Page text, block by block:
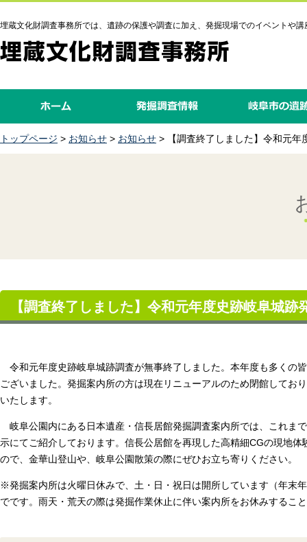
埋蔵文化財調査事務所では、遺跡の保護や調査に加え、発掘現場でのイベントや
トップページ > お知らせ > お知らせ > 【調査終了しました】令和元年
【調査終了しました】令和元年度史跡岐阜城跡
令和元年度史跡岐阜城跡調査が無事終了しました。本年度も多くの
ございました。 発掘案内所の方は現在リニューアルのため閉館してお
いたします。
岐阜公園内にある日本遺産・信長居館発掘調査案内所では、これま
示にてご紹介しております。 信長公居館を再現した高精細CGの現地
ので、 金華山登山や、岐阜公園散策の際にぜひお立ち寄りください。
※発掘案内所は火曜日休みで、土・日・祝日は開所しています（年末
でです。雨天・荒天の際は発掘作業休止に伴い案内所をお休みするこ